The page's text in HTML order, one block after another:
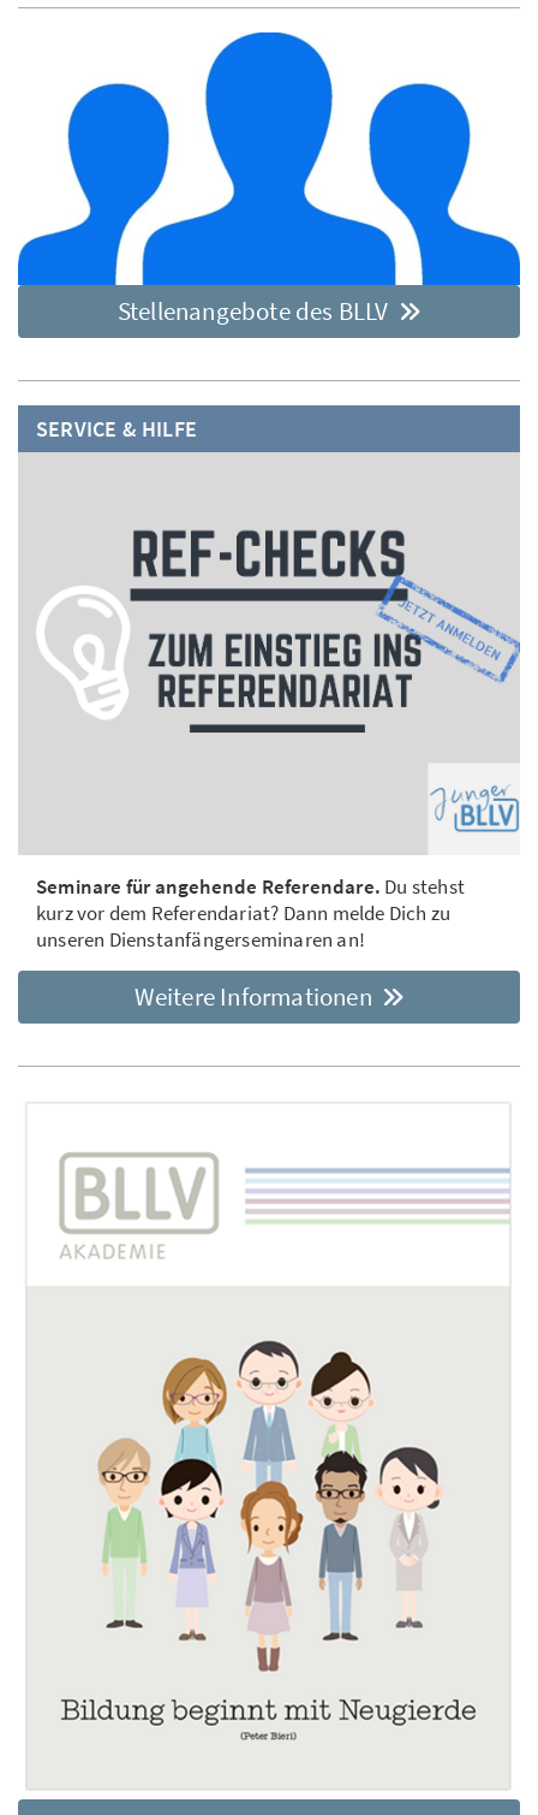
Stellenangebote des BLLV
SERVICE & HILFE
Seminare für angehende Referendare. Du stehst
kurz vor dem Referendariat? Dann melde Dich zu
unseren Dienstanfängerseminaren an!
Weitere Informationen